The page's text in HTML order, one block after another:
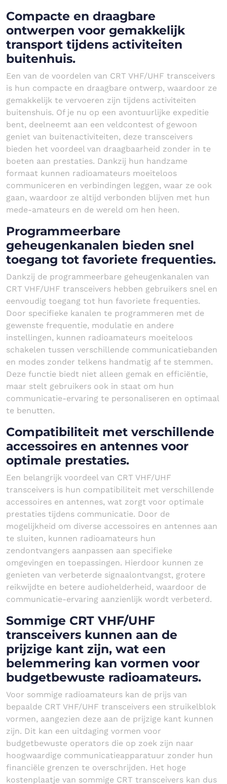
Compacte en draagbare
ontwerpen voor gemakkelijk
transport tijdens activiteiten
buitenhuis.
Een van de voordelen van CRT VHF/UHF transceivers
is hun compacte en draagbare ontwerp, waardoor ze
gemakkelijk te vervoeren zijn tijdens activiteiten
buitenshuis. Of je nu op een avontuurlijke expeditie
bent, deelneemt aan een veldcontest of gewoon
geniet van buitenactiviteiten, deze transceivers
bieden het voordeel van draagbaarheid zonder in te
boeten aan prestaties. Dankzij hun handzame
formaat kunnen radioamateurs moeiteloos
communiceren en verbindingen leggen, waar ze ook
gaan, waardoor ze altijd verbonden blijven met hun
mede-amateurs en de wereld om hen heen.
Programmeerbare
geheugenkanalen bieden snel
toegang tot favoriete frequenties.
Dankzij de programmeerbare geheugenkanalen van
CRT VHF/UHF transceivers hebben gebruikers snel en
eenvoudig toegang tot hun favoriete frequenties.
Door specifieke kanalen te programmeren met de
gewenste frequentie, modulatie en andere
instellingen, kunnen radioamateurs moeiteloos
schakelen tussen verschillende communicatiebanden
en modes zonder telkens handmatig af te stemmen.
Deze functie biedt niet alleen gemak en efficiëntie,
maar stelt gebruikers ook in staat om hun
communicatie-ervaring te personaliseren en optimaal
te benutten.
Compatibiliteit met verschillende
accessoires en antennes voor
optimale prestaties.
Een belangrijk voordeel van CRT VHF/UHF
transceivers is hun compatibiliteit met verschillende
accessoires en antennes, wat zorgt voor optimale
prestaties tijdens communicatie. Door de
mogelijkheid om diverse accessoires en antennes aan
te sluiten, kunnen radioamateurs hun
zendontvangers aanpassen aan specifieke
omgevingen en toepassingen. Hierdoor kunnen ze
genieten van verbeterde signaalontvangst, grotere
reikwijdte en betere audiohelderheid, waardoor de
communicatie-ervaring aanzienlijk wordt verbeterd.
Sommige CRT VHF/UHF
transceivers kunnen aan de
prijzige kant zijn, wat een
belemmering kan vormen voor
budgetbewuste radioamateurs.
Voor sommige radioamateurs kan de prijs van
bepaalde CRT VHF/UHF transceivers een struikelblok
vormen, aangezien deze aan de prijzige kant kunnen
zijn. Dit kan een uitdaging vormen voor
budgetbewuste operators die op zoek zijn naar
hoogwaardige communicatieapparatuur zonder hun
financiële grenzen te overschrijden. Het hoge
kostenplaatje van sommige CRT transceivers kan dus